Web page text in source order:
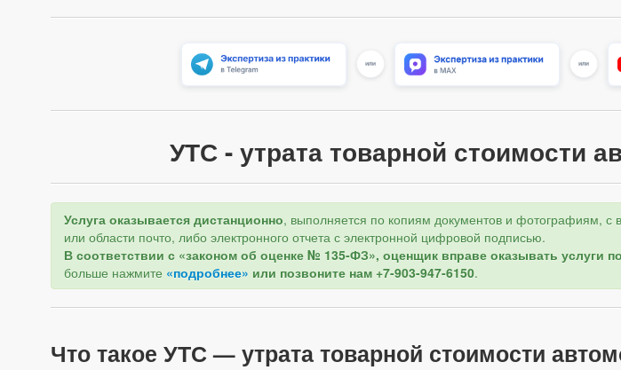
УТС - утрата товарной стоимости
Услуга оказывается дистанционно, выполняется по копиям документов и фотографиям, с
или области почто, либо электронного отчета с электронной цифровой подписью.
В соответствии с «законом об оценке № 135-ФЗ», оценщик вправе оказывать услуги
больше нажмите «подробнее» или позвоните нам +7-903-947-6150.
Что такое УТС — утрата товарной стоимости